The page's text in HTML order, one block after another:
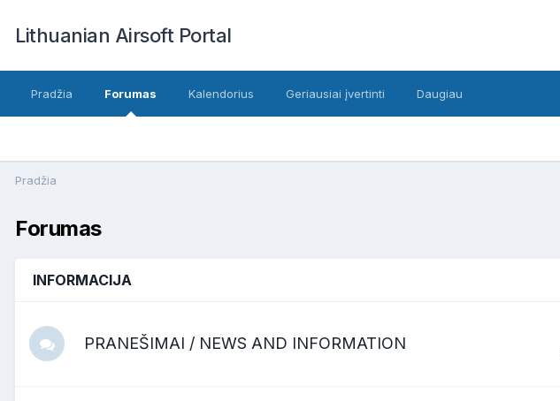
Lithuanian Airsoft Portal
Pradžia Forumas Kalendorius Geriausiai įvertinti Daugiau
Pradžia
Forumas
INFORMACIJA
PRANEŠIMAI / NEWS AND INFORMATION